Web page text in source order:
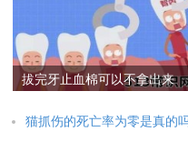
拔完牙止血棉可以不拿出来
怎么办
猫抓伤的死亡率为零是真的